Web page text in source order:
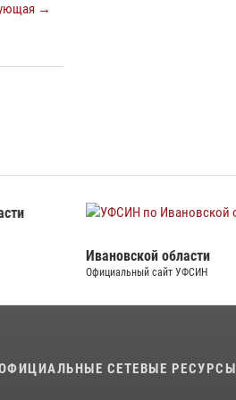
→
Ивановской области
Официальный сайт УФСИН
СЕТЕВЫЕ РЕСУРСЫ